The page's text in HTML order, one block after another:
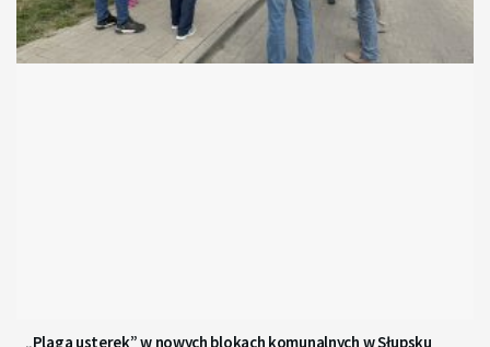
„Plaga usterek” w nowych blokach komunalnych w Słupsku